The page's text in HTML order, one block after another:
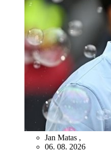
Jan Matas ,
06. 08. 2026